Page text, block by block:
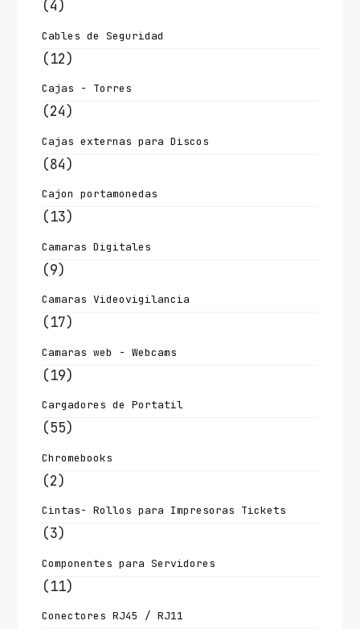
(4)
Cables de Seguridad
(12)
Cajas - Torres
(24)
Cajas externas para Discos
(84)
Cajon portamonedas
(13)
Camaras Digitales
(9)
Camaras Videovigilancia
(17)
Camaras web - Webcams
(19)
Cargadores de Portatil
(55)
Chromebooks
(2)
Cintas- Rollos para Impresoras Tickets
(3)
Componentes para Servidores
(11)
Conectores RJ45 / RJ11